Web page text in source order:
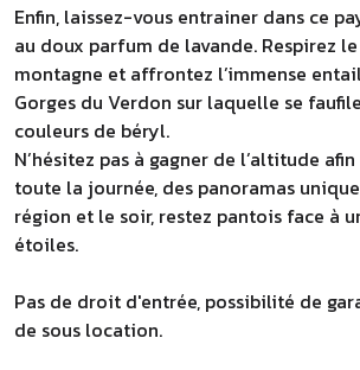
Enfin, laissez-vous entrainer dans ce
au doux parfum de lavande. Respirez
montagne et affrontez l’immense
Gorges du Verdon sur laquelle se
couleurs de béryl.
N’hésitez pas à gagner de l’altitude
toute la journée, des panoramas
région et le soir, restez pantois face à
étoiles.
Pas de droit d'entrée, possibilité de
de sous location.